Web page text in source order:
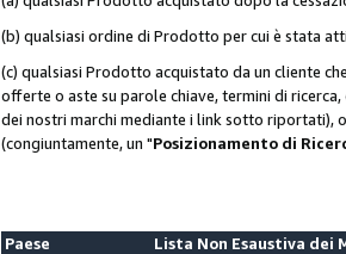
(b) qualsiasi ordine di Prodotto per cui è stata
(c) qualsiasi Prodotto acquistato da un cliente
offerte o aste su parole chiave, termini di
dei nostri marchi mediante i link sotto riportati),
(congiuntamente, un "Posizionamento di
Paese
Lista Non Esaustiva dei